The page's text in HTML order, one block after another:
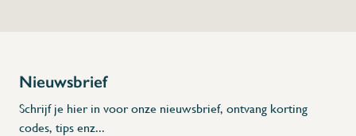
Nieuwsbrief
Schrijf je hier in voor onze nieuwsbrief, ontvang korting
codes, tips enz...